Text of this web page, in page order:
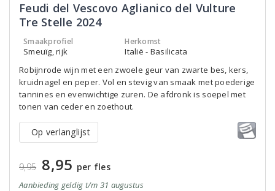
Feudi del Vescovo Aglianico del Vulture
Tre Stelle 2024
Smaakprofiel
Smeuïg, rijk
Herkomst
Italië - Basilicata
Robijnrode wijn met een zwoele geur van zwarte bes, kers,
kruidnagel en peper. Vol en stevig van smaak met poederige
tannines en evenwichtige zuren. De afdronk is soepel met
tonen van ceder en zoethout.
Op verlanglijst
9,95 8,95 per fles
Aanbieding geldig t/m 31 augustus